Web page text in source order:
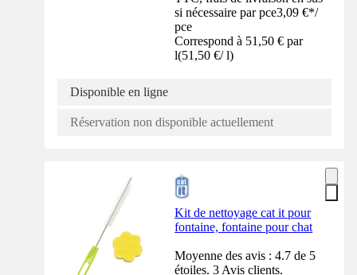
si nécessaire par pce3,09 €*/
pce
Correspond à 51,50 € par
l(51,50 €/ l)
Disponible en ligne
Réservation non disponible actuellement
Kit de nettoyage cat it pour
fontaine, fontaine pour chat
Moyenne des avis : 4.7 de 5
étoiles. 3 Avis clients.